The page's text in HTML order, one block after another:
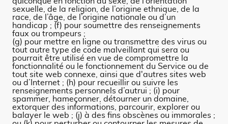
sexuelle, de la religion, de l’origine ethnique, de la
race, de l’âge, de l’origine nationale ou d’un
handicap ; (f) pour soumettre des renseignements
faux ou trompeurs ;
(g) pour mettre en ligne ou transmettre des virus ou
tout autre type de code malveillant qui sera ou
pourrait être utilisé en vue de compromettre la
fonctionnalité ou le fonctionnement du Service ou de
tout site web connexe, ainsi que d'autres sites web
ou d’Internet ; (h) pour recueillir ou suivre les
renseignements personnels d’autrui ; (i) pour
spammer, hameçonner, détourner un domaine,
extorquer des informations, parcourir, explorer ou
balayer le web ; (j) à des fins obscènes ou immorales ;